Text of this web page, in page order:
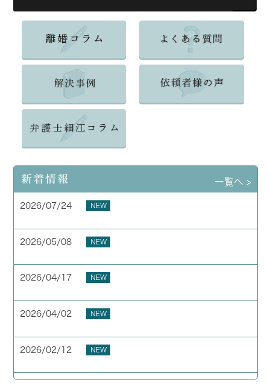
新着情報 一覧へ >
2026/07/24 NEW
2026/05/08 NEW
2026/04/17 NEW
2026/04/02 NEW
2026/02/12 NEW